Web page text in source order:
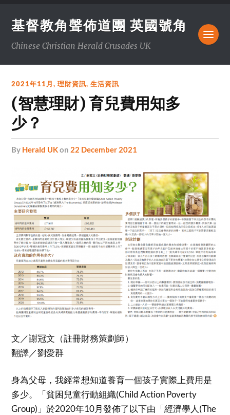
基督教角聲佈道團 英國號角
Chinese Christian Herald Crusades UK
2021年11月,理財資訊,生活資訊
(智慧理財) 育兒費用知多
少？
by Herald UKon 22 December 2021
文／謝冠文（註冊財務策劃師）
翻譯／劉愛群
身為父母，我經常想知道養育一個孩子實際上費用是
多少。「貧困兒童行動組織(Child Action Poverty
Group)」於2020年10月發佈了以下由「經濟學人(The